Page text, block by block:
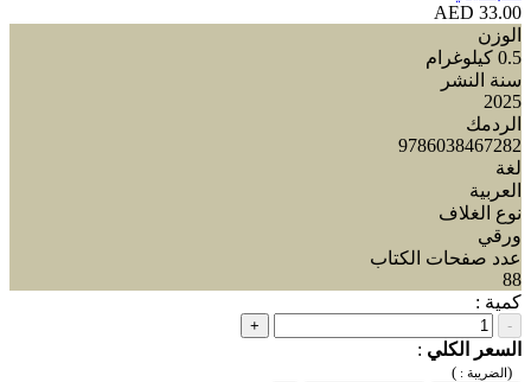
33.00 AED
الوزن
0.5 كيلوغرام
سنة النشر
2025
الردمك
9786038467282
لغة
العربية
نوع الغلاف
ورقي
عدد صفحات الكتاب
88
كمية :
-
+
السعر الكلي :
(الضريبة : )